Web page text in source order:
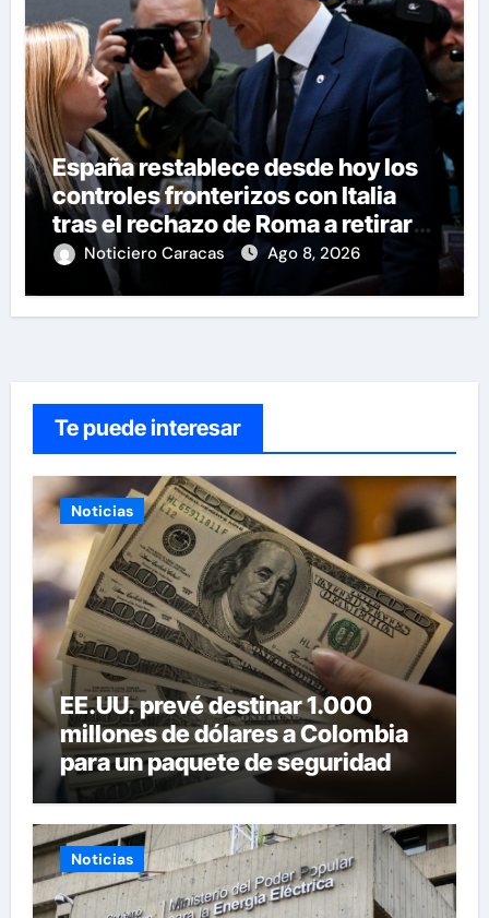
España restablece desde hoy los
controles fronterizos con Italia
tras el rechazo de Roma a retirar
las restricciones
Noticiero Caracas Ago 8, 2026
Te puede interesar
Noticias
EE.UU. prevé destinar 1.000
millones de dólares a Colombia
para un paquete de seguridad
Noticias